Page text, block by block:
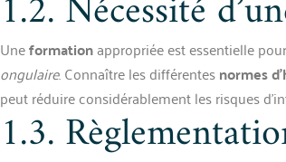
Uneformationappropriée est essentielle
ongulaire. Connaître les différentesnormes
peut réduire considérablement les risques
1.3.